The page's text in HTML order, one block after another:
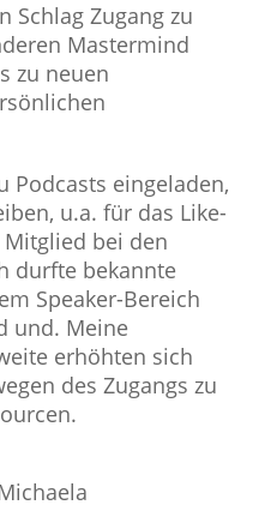
Schlag Zugang zu
Mastermind
zu neuen
Podcasts eingeladen,
u.a. für das Like-
bei den
durfte bekannte
Speaker-Bereich
und. Meine
erhöhten sich
des Zugangs zu